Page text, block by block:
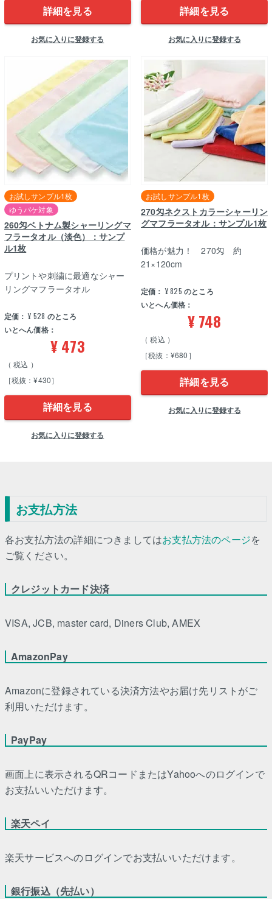
詳細を見る
お気に入りに登録する
詳細を見る
お気に入りに登録する
260匁ベトナム製シャーリングマ
フラータオル（淡色）：サンプ
ル1枚
お試しサンプル1枚
ゆうパケ対象
定価： ¥ 528 のところ
いとへん価格：
¥473
税込
［税抜：¥430］
プリントや刺繍に最適なシャー
リングマフラータオル
詳細を見る
お気に入りに登録する
270匁ネクストカラーシャーリン
グマフラータオル：サンプル1枚
お試しサンプル1枚
定価： ¥825 のところ
いとへん価格：
¥748
税込
［税抜：¥680］
価格が魅力！ 270匁 約
21×120cm
詳細を見る
お気に入りに登録する
お支払方法
各お支払方法の詳細につきましてはお支払方法のページを
ご覧ください。
クレジットカード決済
VISA, JCB, master card, Diners Club, AMEX
AmazonPay
Amazonに登録されている決済方法やお届け先リストがご
利用いただけます。
PayPay
画面上に表示されるQRコードまたはYahooへのログインで
お支払いいただけます。
楽天ペイ
楽天サービスへのログインでお支払いいただけます。
銀行振込（先払い）